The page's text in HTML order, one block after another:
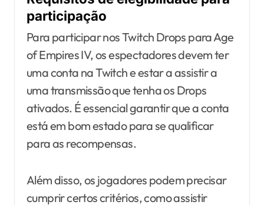
participação
Para participar nos Twitch Drops para Age
of Empires IV, os espectadores devem ter
uma conta na Twitch e estar a assistir a
uma transmissão que tenha os Drops
ativados. É essencial garantir que a conta
está em bom estado para se qualificar
para as recompensas.
Além disso, os jogadores podem precisar
cumprir certos critérios, como assistir